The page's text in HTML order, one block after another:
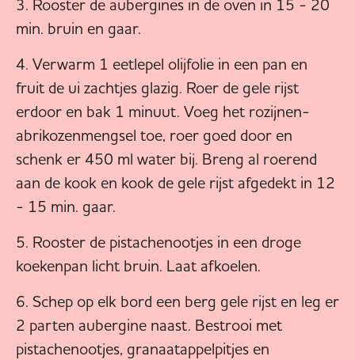
Rooster de aubergines in de oven in 15 - 20
min. bruin en gaar.
Verwarm 1 eetlepel olijfolie in een pan en
fruit de ui zachtjes glazig. Roer de gele rijst
erdoor en bak 1 minuut. Voeg het rozijnen-
abrikozenmengsel toe, roer goed door en
schenk er 450 ml water bij. Breng al roerend
aan de kook en kook de gele rijst afgedekt in 12
- 15 min. gaar.
Rooster de pistachenootjes in een droge
koekenpan licht bruin. Laat afkoelen.
Schep op elk bord een berg gele rijst en leg er
2 parten aubergine naast. Bestrooi met
pistachenootjes, granaatappelpitjes en